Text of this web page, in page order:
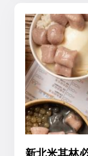
新北米其林